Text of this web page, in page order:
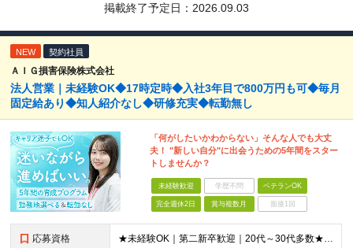
掲載終了予定日： 2026.09.03
NEW 契約社員
ＡＩＧ損害保険株式会社
法人営業｜未経験OK◆17時定時◆入社3年目で800万円も可◆毎月
固定給あり◆知人紹介なし◆研修充実◆転勤無し
「何がしたいかわからない」そんな人でも大丈
夫！ "新しい自分"に出会うための5年間をスター
トしませんか？
未経験歓迎 学歴不問 ベテランOK
完全週休2日 賞与複数月 面接1回
応募資格 ★未経験OK｜第二新卒歓迎｜20代～30代多数★ ┗業界未経験者、営業未経験がほとんどです！ ★高卒以上 ━━━━━━━━ 育成前提の採用です！ ━━━━━━━━ 「稼ぎたい」「経営者になりたい」な